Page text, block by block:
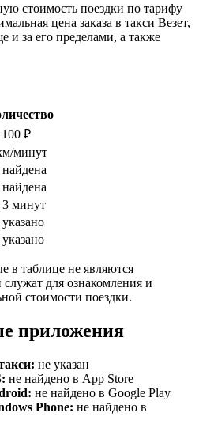
стоимость поездки по тарифу
цена заказа в такси Везет,
и за его пределами, а также
100 ₽
минут
3 минут
в таблице не являются
для ознакомления и
стоимости поездки.
приложения
не указан
не найдено в App Store
не найдено в Google Play
Phone: не найдено в